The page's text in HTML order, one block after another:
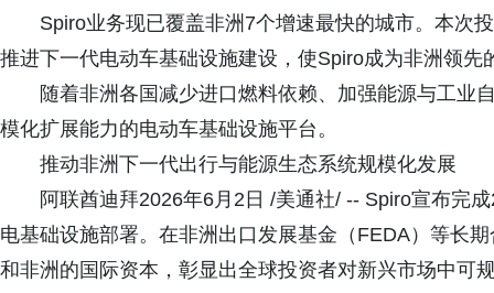
Spiro业务现已覆盖非洲7个增速最快的城市。本次
推进下一代电动车基础设施建设，使Spiro成为非洲领先
随着非洲各国减少进口燃料依赖、加强能源与工业
模化扩展能力的电动车基础设施平台。
推动非洲下一代出行与能源生态系统规模化发展
阿联酋迪拜2026年6月2日 /美通社/ -- Spiro宣布完
电基础设施部署。在非洲出口发展基金（FEDA）等长
和非洲的国际资本，彰显出全球投资者对新兴市场中可